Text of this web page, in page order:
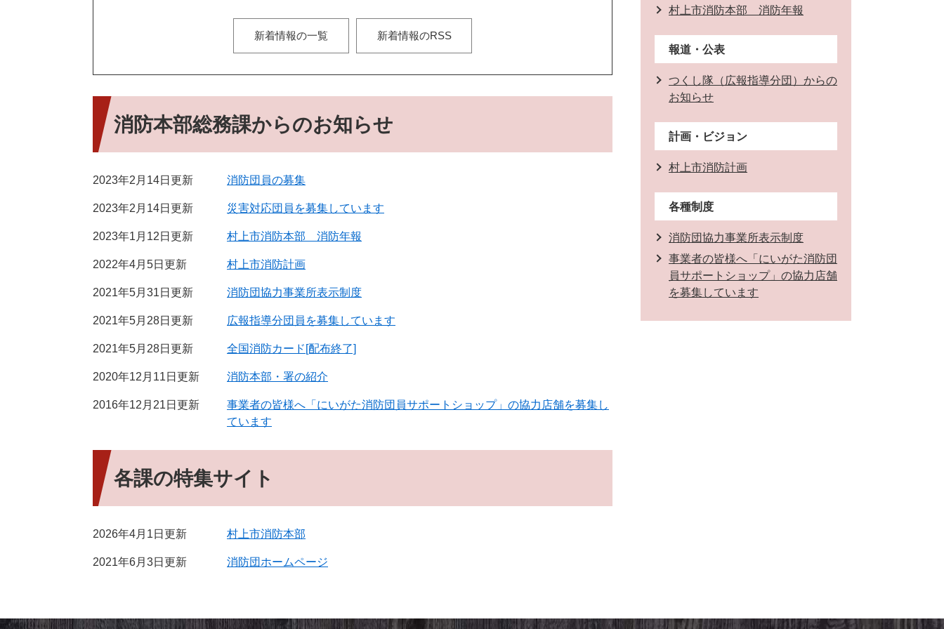
新着情報の一覧 新着情報のRSS
消防本部総務課からのお知らせ
2023年2月14日更新 消防団員の募集
2023年2月14日更新 災害対応団員を募集しています
2023年1月12日更新 村上市消防本部 消防年報
2022年4月5日更新 村上市消防計画
2021年5月31日更新 消防団協力事業所表示制度
2021年5月28日更新 広報指導分団員を募集しています
2021年5月28日更新 全国消防カード[配布終了]
2020年12月11日更新 消防本部・署の紹介
2016年12月21日更新
事業者の皆様へ「にいがた消防団員サポートショップ」の協力店舗を募集し
ています
各課の特集サイト
2026年4月1日更新 村上市消防本部
2021年6月3日更新 消防団ホームページ
村上市消防本部 消防年報
報道・公表
つくし隊（広報指導分団）からの
お知らせ
計画・ビジョン
村上市消防計画
各種制度
消防団協力事業所表示制度
事業者の皆様へ「にいがた消防団
員サポートショップ」の協力店舗
を募集しています